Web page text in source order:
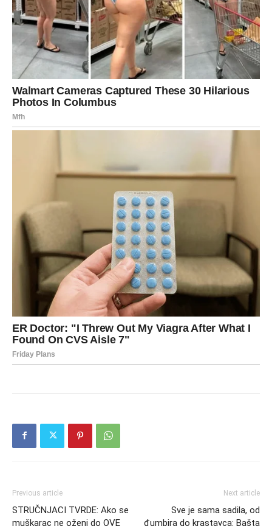
Previous article
STRUČNJACI TVRDE: Ako se
muškarac ne oženi do OVE
Next article
Sve je sama sadila, od
đumbira do krastavca: Bašta